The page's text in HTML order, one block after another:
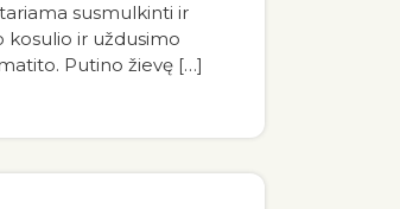
susmulkinti ir
kosulio ir uždusimo
Putino žievę […]